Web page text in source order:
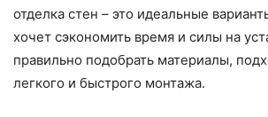
отделка стен – это идеальные
хочет сэкономить время и силы на
правильно подобрать материалы,
легкого и быстрого монтажа.